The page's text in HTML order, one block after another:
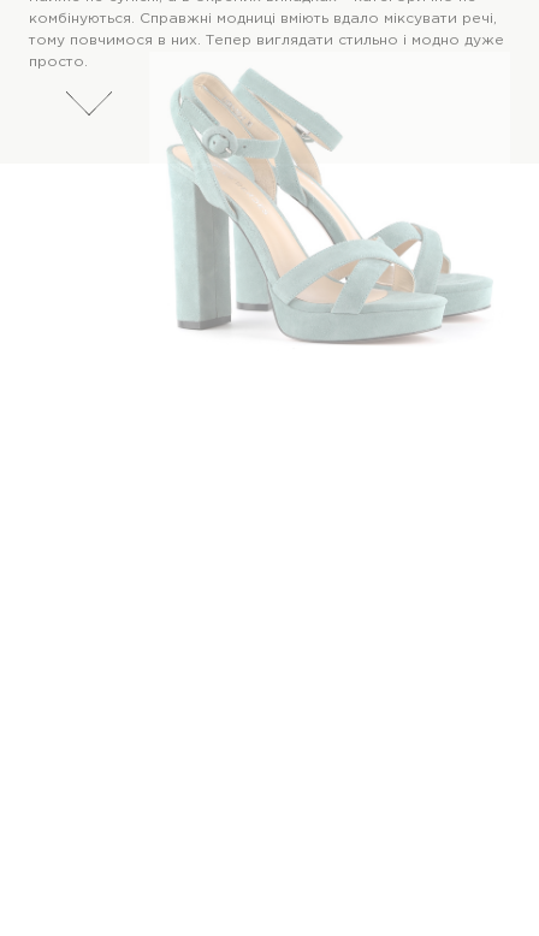
комбінуються. Справжні модниці вміють вдало міксувати речі,
тому повчимося в них. Тепер виглядати стильно і модно дуже
просто.